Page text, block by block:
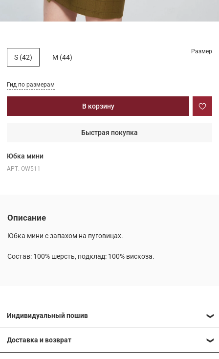
Юбка мини
АРТ. OW511
Гид по размерам
В корзину
Быстрая покупка
Размер
S (42) M (44)
Описание
Юбка мини с запахом на пуговицах.
Состав: 100% шерсть, подклад: 100% вискоза.
индивидуальным меркам. Это позволяет добиться идеальной
посадки и сделать вещь максимально комфортной именно для